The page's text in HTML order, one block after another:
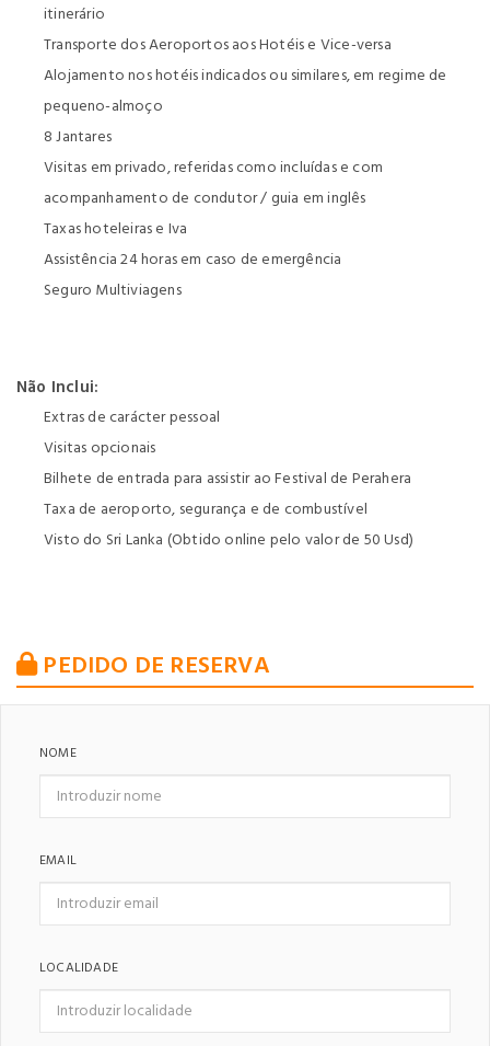
itinerário
Transporte dos Aeroportos aos Hotéis e Vice-versa
Alojamento nos hotéis indicados ou similares, em regime de
pequeno-almoço
8 Jantares
Visitas em privado, referidas como incluídas e com
acompanhamento de condutor / guia em inglês
Taxas hoteleiras e Iva
Assistência 24 horas em caso de emergência
Seguro Multiviagens
Não Inclui:
Extras de carácter pessoal
Visitas opcionais
Bilhete de entrada para assistir ao Festival de Perahera
Taxa de aeroporto, segurança e de combustível
Visto do Sri Lanka (Obtido online pelo valor de 50 Usd)
PEDIDO DE RESERVA
NOME
EMAIL
LOCALIDADE